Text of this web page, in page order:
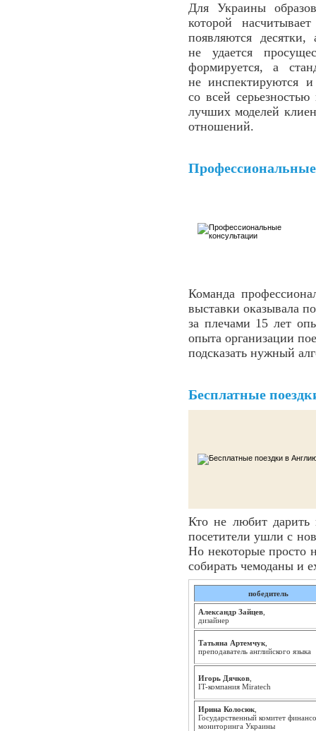
Для Украины
которой
появляются
не удается
формируется, а
не инспектируются
со всей
лучших моделей
отношений.
Команда
выставки оказывала
за плечами 15 лет
опыта организации
подсказать нужный
Бесплатные
Кто не любит
посетители ушли с
Но некоторые просто
собирать чемоданы и
победитель
Александр Зайцев
дизайнер
Татьяна Артемчук
преподаватель английского языка
Игорь Дячков
IT-компания Miratech
Ирина Колосюк
Государственный комитет
мониторинга Украины